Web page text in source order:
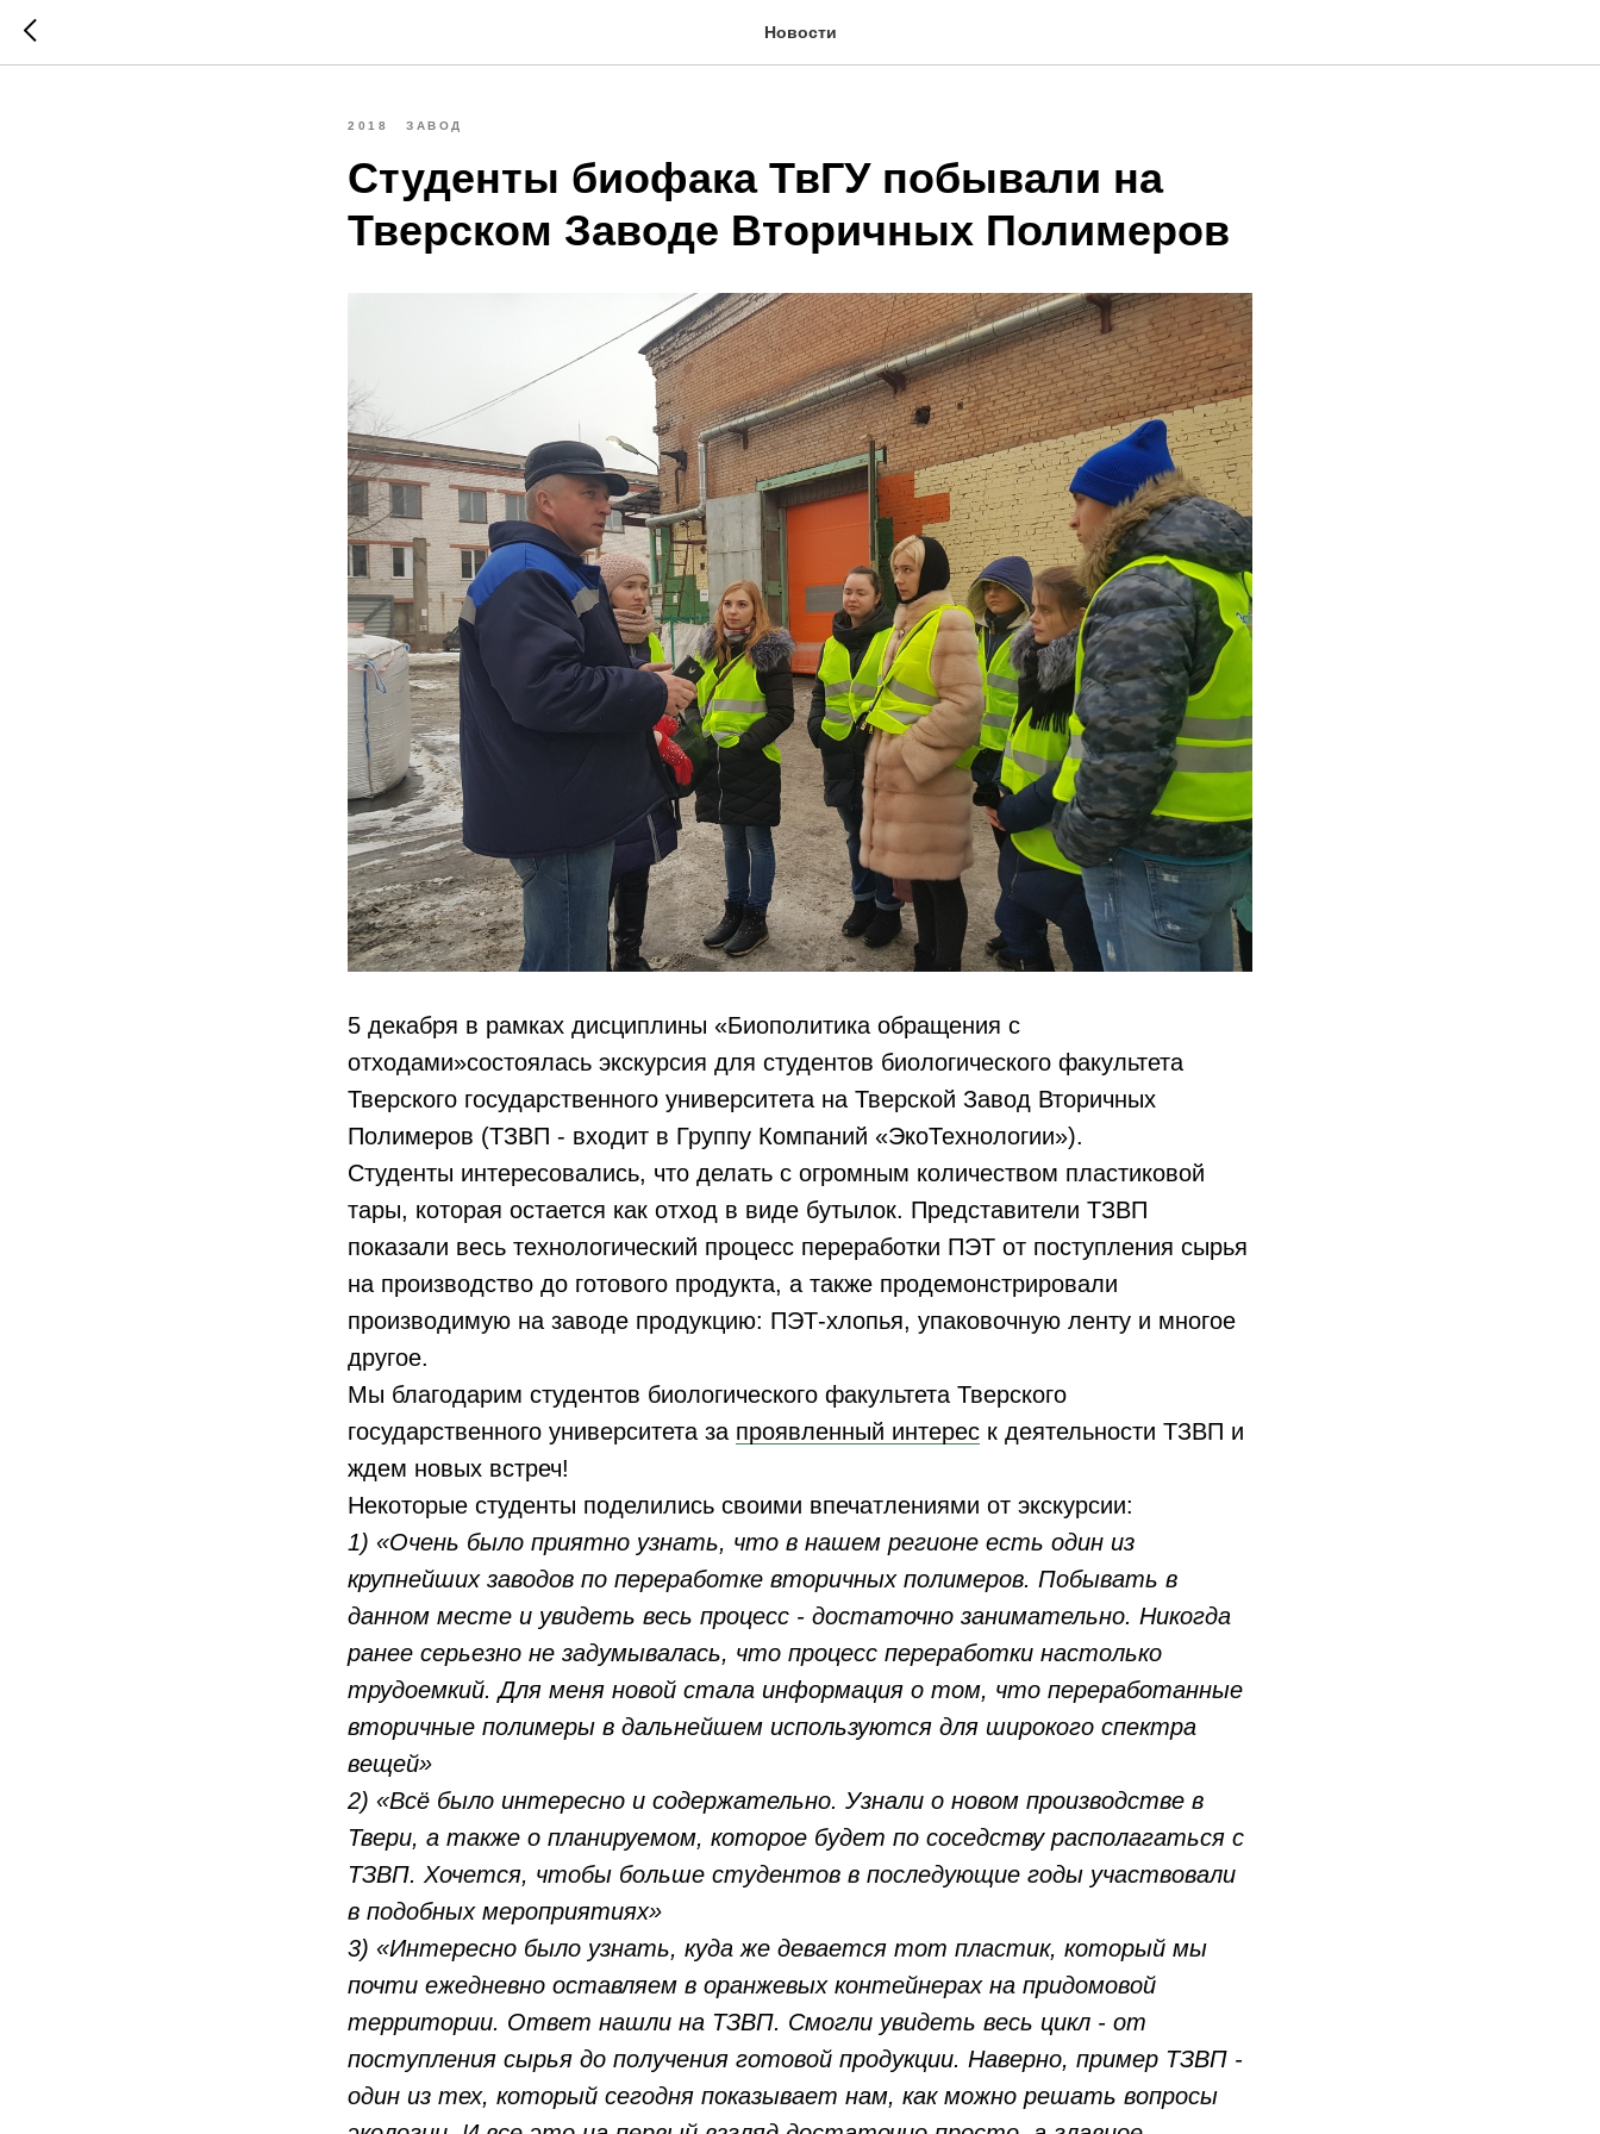
Новости
2018 ЗАВОД
Студенты биофака ТвГУ побывали на
Тверском Заводе Вторичных Полимеров
5 декабря в рамках дисциплины «Биополитика обращения с
отходами»состоялась экскурсия для студентов биологического факультета
Тверского государственного университета на Тверской Завод Вторичных
Полимеров (ТЗВП - входит в Группу Компаний «ЭкоТехнологии»).
Студенты интересовались, что делать с огромным количеством пластиковой
тары, которая остается как отход в виде бутылок. Представители ТЗВП
показали весь технологический процесс переработки ПЭТ от поступления сырья
на производство до готового продукта, а также продемонстрировали
производимую на заводе продукцию: ПЭТ-хлопья, упаковочную ленту и многое
другое.
Мы благодарим студентов биологического факультета Тверского
государственного университета за проявленный интерес к деятельности ТЗВП и
ждем новых встреч!
Некоторые студенты поделились своими впечатлениями от экскурсии:
1) «Очень было приятно узнать, что в нашем регионе есть один из
крупнейших заводов по переработке вторичных полимеров. Побывать в
данном месте и увидеть весь процесс - достаточно занимательно. Никогда
ранее серьезно не задумывалась, что процесс переработки настолько
трудоемкий. Для меня новой стала информация о том, что переработанные
вторичные полимеры в дальнейшем используются для широкого спектра
вещей»
2) «Всё было интересно и содержательно. Узнали о новом производстве в
Твери, а также о планируемом, которое будет по соседству располагаться с
ТЗВП. Хочется, чтобы больше студентов в последующие годы участвовали
в подобных мероприятиях»
3) «Интересно было узнать, куда же девается тот пластик, который мы
почти ежедневно оставляем в оранжевых контейнерах на придомовой
территории. Ответ нашли на ТЗВП. Смогли увидеть весь цикл - от
поступления сырья до получения готовой продукции. Наверно, пример ТЗВП -
один из тех, который сегодня показывает нам, как можно решать вопросы